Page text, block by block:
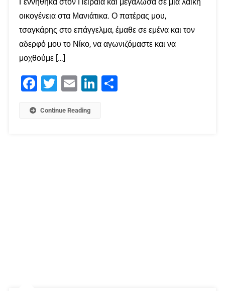
οικογένεια στα Μανιάτικα. Ο πατέρας μου,
τσαγκάρης στο επάγγελμα, έμαθε σε εμένα και τον
αδερφό μου το Νίκο, να αγωνιζόμαστε και να
μοχθούμε […]
Facebook
Twitter Email LinkedIn
Continue Reading